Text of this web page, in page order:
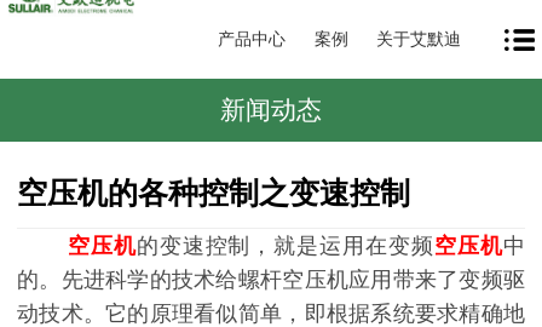
产品中心 案例 关于艾默迪
新闻动态
空压机的各种控制之变速控制
空压机的变速控制，就是运用在变频空压机中
的。先进科学的技术给螺杆空压机应用带来了变频驱
动技术。它的原理看似简单，即根据系统要求精确地